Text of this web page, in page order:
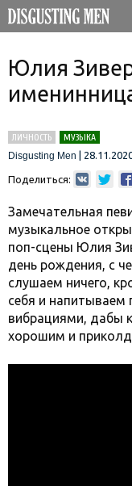
Юлия
ЛИЧНОСТЬ
МУЗЫКА
Disgusting Men
Поделиться:
Замечательная
музыкальное
поп-сцены Юлия
день рождения, с
слушаем ничего,
себя и
вибрациями, дабы
хорошим и